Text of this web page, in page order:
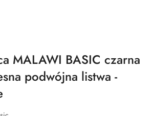
MALAWI BASIC czarna
podwójna listwa -